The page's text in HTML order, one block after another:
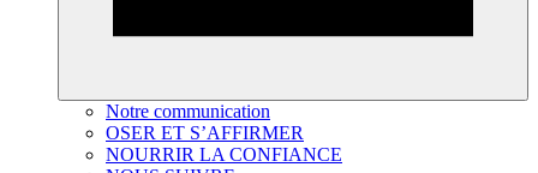
Notre communication
OSER ET S’AFFIRMER
NOURRIR LA CONFIANCE